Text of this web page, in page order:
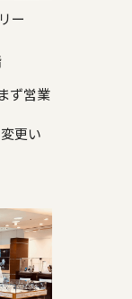
ー
ず営業
更い